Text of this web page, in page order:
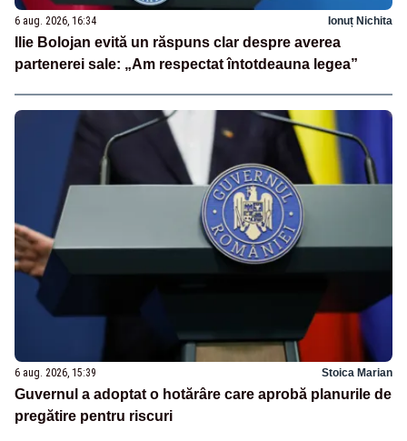
6 aug. 2026, 16:34 Ionuț Nichita
Ilie Bolojan evită un răspuns clar despre averea
partenerei sale: „Am respectat întotdeauna legea”
6 aug. 2026, 15:39 Stoica Marian
Guvernul a adoptat o hotărâre care aprobă planurile de
pregătire pentru riscuri